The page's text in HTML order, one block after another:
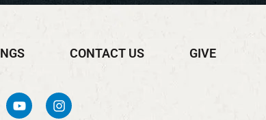
CONTACT US GIVE